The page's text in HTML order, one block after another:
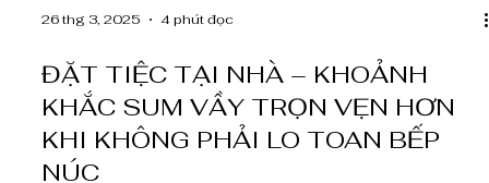
26 thg 3, 2025 4 phút đọc
ĐẶT TIỆC TẠI NHÀ – KHOẢNH
KHẮC SUM VẦY TRỌN VẸN HƠN